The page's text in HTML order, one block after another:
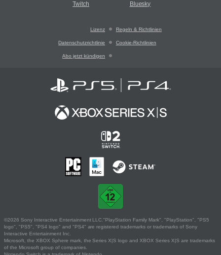
Twitch Bluesky
Lizenz Regeln & Richtlinien
Datenschutzrichtlinie Cookie-Richtlinien
Abo jetzt kündigen
©2026 Sony Interactive Entertainment LLC."PlayStation Family Mark", "PlayStation", "PS5
logo", "PS5", "PS4 logo" and "PS4" are registered trademarks or trademarks of Sony
Interactive Entertainment Inc.
Microsoft, the XBOX Sphere mark, the Series X|S logo and XBOX Series X|S are trademarks
of the Microsoft group of companies.